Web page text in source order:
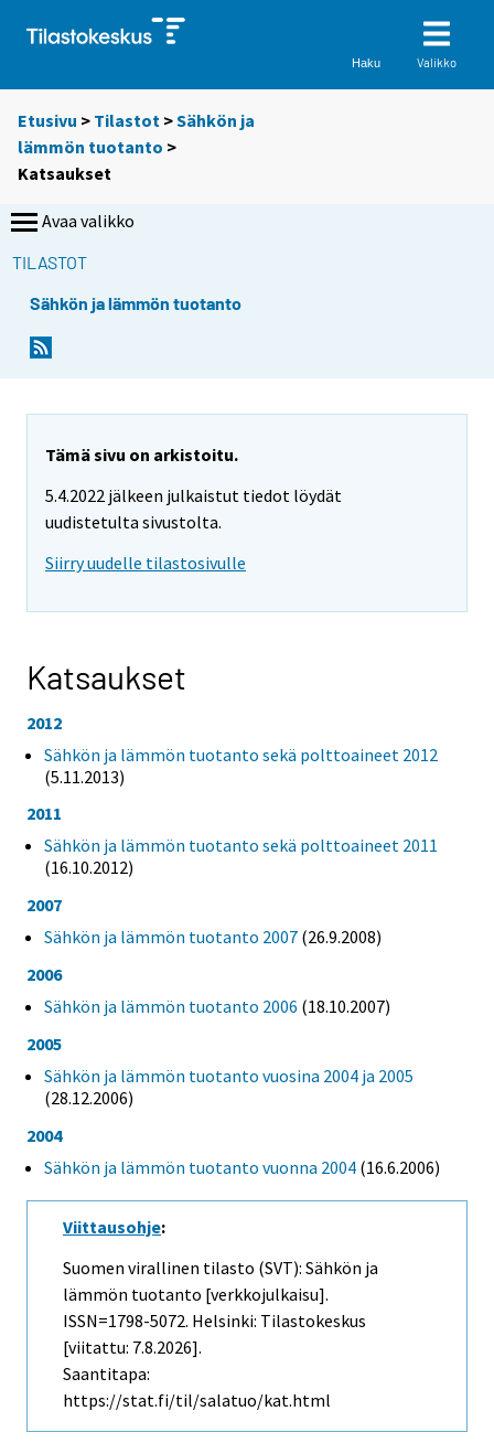
Haku Valikko
Etusivu > Tilastot >Sähkön ja
lämmön tuotanto >
Katsaukset
Avaa valikko
TILASTOT
Sähkön ja lämmön tuotanto
Tämä sivu on arkistoitu.
5.4.2022 jälkeen julkaistut tiedot löydät
uudistetulta sivustolta.
Siirry uudelle tilastosivulle
Katsaukset
2012
Sähkön ja lämmön tuotanto sekä polttoaineet 2012
(5.11.2013)
2011
Sähkön ja lämmön tuotanto sekä polttoaineet 2011
(16.10.2012)
2007
Sähkön ja lämmön tuotanto 2007 (26.9.2008)
2006
Sähkön ja lämmön tuotanto 2006 (18.10.2007)
2005
Sähkön ja lämmön tuotanto vuosina 2004 ja 2005
(28.12.2006)
2004
Sähkön ja lämmön tuotanto vuonna 2004 (16.6.2006)
Viittausohje:
Suomen virallinen tilasto (SVT): Sähkön ja
lämmön tuotanto [verkkojulkaisu].
ISSN=1798-5072. Helsinki: Tilastokeskus
[viitattu: 7.8.2026].
Saantitapa:
https://stat.fi/til/salatuo/kat.html